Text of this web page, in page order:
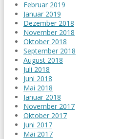
Februar 2019
Januar 2019
Dezember 2018
November 2018
Oktober 2018
September 2018
August 2018
Juli 2018
Juni 2018
Mai 2018
Januar 2018
November 2017
Oktober 2017
Juni 2017
Mai 2017